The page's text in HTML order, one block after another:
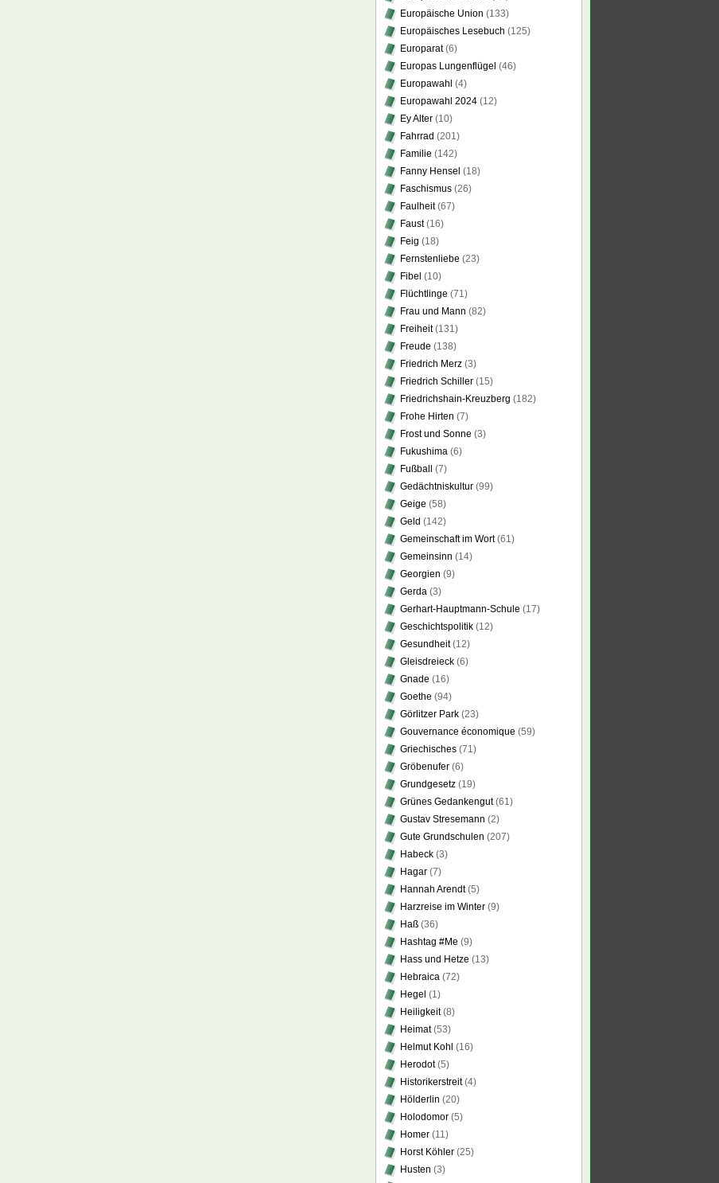
Europäische Union (133)
Europäisches Lesebuch (125)
Europarat(6)
Europas Lungenflügel (46)
Europawahl (4)
Europawahl 2024 (12)
Ey Alter (10)
Fahrrad (201)
Familie (142)
Fanny Hensel (18)
Faschismus (26)
Faulheit(67)
Faust(16)
Feig (18)
Fernstenliebe (23)
Fibel (10)
Flüchtlinge (71)
Frau und Mann (82)
Freiheit(131)
Freude (138)
Friedrich Merz (3)
Friedrich Schiller (15)
Friedrichshain-Kreuzberg (182)
Frohe Hirten (7)
Frost und Sonne (3)
Fukushima (6)
Fußball
(7)
Gedächtniskultur (99)
Geige (58)
Geld (142)
Gemeinschaft im Wort(61)
Gemeinsinn (14)
Georgien (9)
Gerda (3)
Gerhart-Hauptmann-Schule (17)
Geschichtspolitik (12)
Gesundheit(12)
Gleisdreieck (6)
Gnade (16)
Goethe (94)
Görlitzer Park (23)
Gouvernance économique (59)
Griechisches (71)
Gröbenufer (6)
Grundgesetz (19)
Grünes Gedankengut(61)
Gustav Stresemann (2)
Gute Grundschulen (207)
Habeck (3)
Hagar (7)
Hannah Arendt(5)
Harzreise im Winter (9)
Haß (36)
Hashtag #Me (9)
Hass und Hetze (13)
Hebraica (72)
Hegel (1)
Heiligkeit(8)
Heimat(53)
Helmut Kohl (16)
Herodot(5)
Historikerstreit(4)
Hölderlin (20)
Holodomor (5)
Homer (11)
Horst Köhler (25)
Husten (3)